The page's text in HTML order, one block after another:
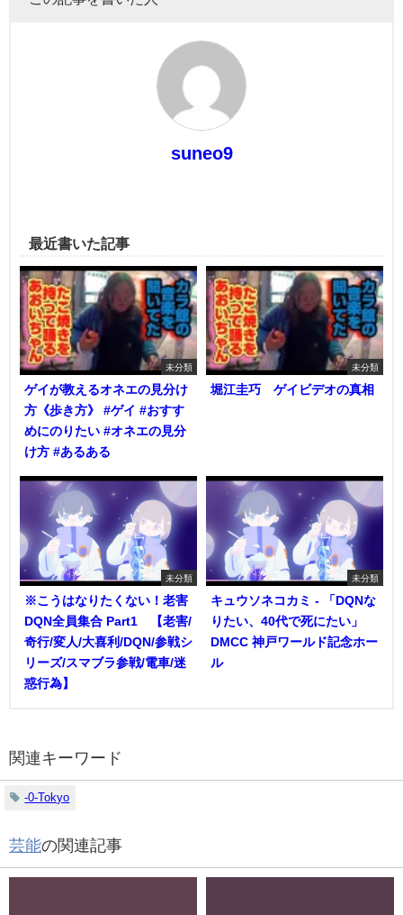
suneo9
最近書いた記事
未分類
ゲイが教えるオネエの見分け
方《歩き方》 #ゲイ #おすす
めにのりたい #オネエの見分
け方 #あるある
未分類
堀江圭巧 ゲイビデオの真相
未分類
※こうはなりたくない！老害
DQN全員集合 Part1 【老害/
奇行/変人/大喜利/DQN/参戦シ
リーズ/スマブラ参戦/電車/迷
惑行為】
未分類
キュウソネコカミ - 「DQNな
りたい、40代で死にたい」
DMCC 神戸ワールド記念ホー
ル
関連キーワード
-0-Tokyo
芸能の関連記事